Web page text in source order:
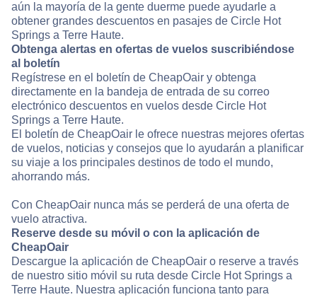
aún la mayoría de la gente duerme puede ayudarle a
obtener grandes descuentos en pasajes de Circle Hot
Springs a Terre Haute.
Obtenga alertas en ofertas de vuelos suscribiéndose
al boletín
Regístrese en el boletín de CheapOair y obtenga
directamente en la bandeja de entrada de su correo
electrónico descuentos en vuelos desde Circle Hot
Springs a Terre Haute.
El boletín de CheapOair le ofrece nuestras mejores ofertas
de vuelos, noticias y consejos que lo ayudarán a planificar
su viaje a los principales destinos de todo el mundo,
ahorrando más.
Con CheapOair nunca más se perderá de una oferta de
vuelo atractiva.
Reserve desde su móvil o con la aplicación de
CheapOair
Descargue la aplicación de CheapOair o reserve a través
de nuestro sitio móvil su ruta desde Circle Hot Springs a
Terre Haute. Nuestra aplicación funciona tanto para